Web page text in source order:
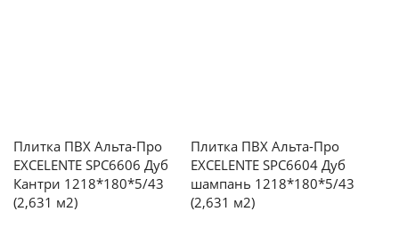
Плитка ПВХ Альта-Про
EXCELENTE SPC6606 Дуб
Кантри 1218*180*5/43
(2,631 м2)
Плитка ПВХ Альта-Про
EXCELENTE SPC6604 Дуб
шампань 1218*180*5/43
(2,631 м2)